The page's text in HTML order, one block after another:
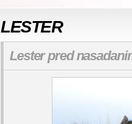
LESTER
Lester pred